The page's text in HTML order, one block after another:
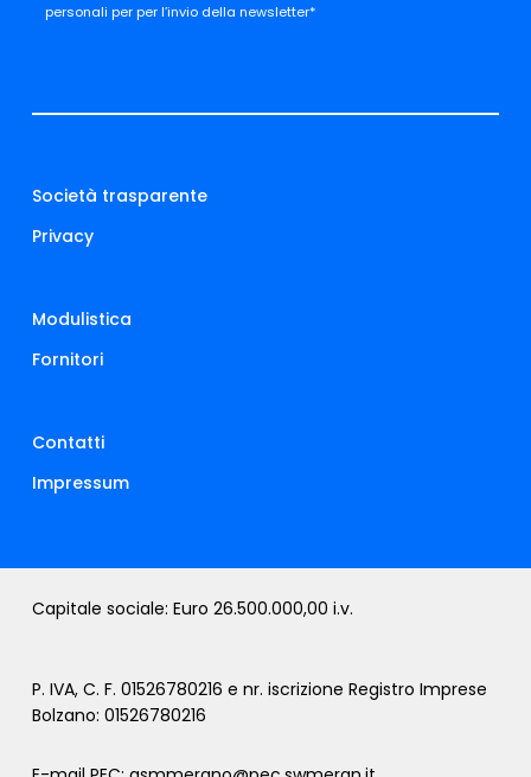
personali per per l’invio della newsletter*
Società trasparente
Privacy
Modulistica
Fornitori
Contatti
Impressum
Capitale sociale: Euro 26.500.000,00 i.v.
P. IVA, C. F. 01526780216 e nr. iscrizione Registro Imprese
Bolzano: 01526780216